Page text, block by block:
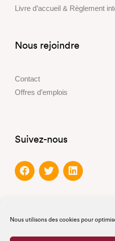
Nous utilisons des cookies pour
Livre d’accueil & Règlement
Nous rejoindre
Contact
Offres d’emplois
Suivez-nous